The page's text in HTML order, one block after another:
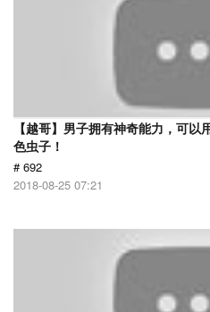
【越哥】男子拥有神奇能力，可
色虫子！
# 692
2018-08-25 07:21